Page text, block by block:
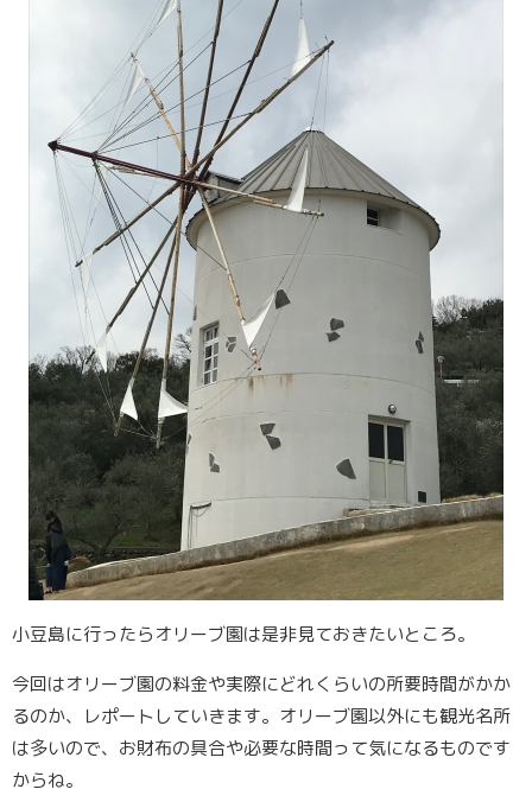
小豆島に行ったらオリーブ園は是非見ておきたいところ。
今回はオリーブ園の料金や実際にどれくらいの所要時間がかか
るのか、レポートしていきます。オリーブ園以外にも観光名所
は多いので、お財布の具合や必要な時間って気になるものです
からね。